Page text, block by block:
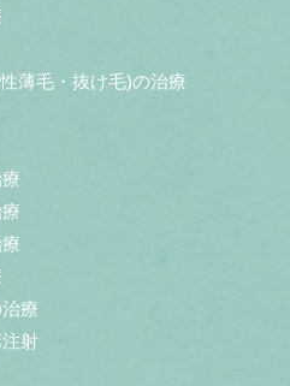
薄毛・抜け毛)の治療
療
射